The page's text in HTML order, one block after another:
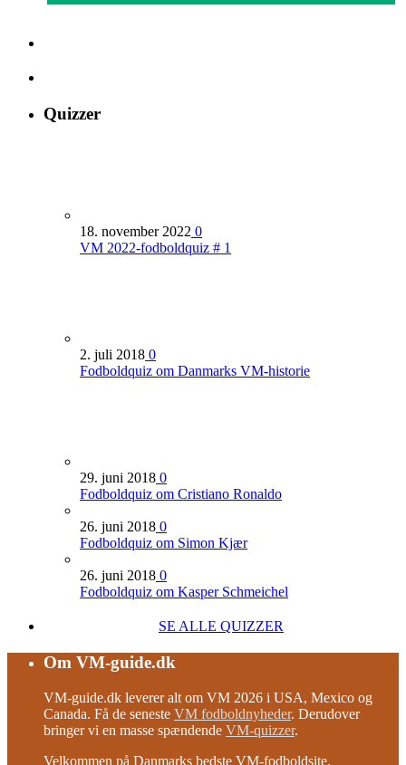
Quizzer
18. november 2022 0
VM 2022-fodboldquiz # 1
2. juli 2018 0
Fodboldquiz om Danmarks VM-historie
29. juni 2018 0
Fodboldquiz om Cristiano Ronaldo
26. juni 2018 0
Fodboldquiz om Simon Kjær
26. juni 2018 0
Fodboldquiz om Kasper Schmeichel
SE ALLE QUIZZER
Om VM-guide.dk
VM-guide.dk leverer alt om VM 2026 i USA, Mexico og
Canada. Få de seneste VM fodboldnyheder. Derudover
bringer vi en masse spændende VM-quizzer.
Velkommen på Danmarks bedste VM-fodboldsite.